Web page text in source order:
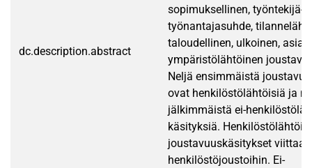
dc.description.abstract
sopimuksellinen, työntekijä-
työnantajasuhde,
taloudellinen, ulkoinen,
ympäristölähtöinen
Neljä ensimmäistä
ovat henkilöstölähtöisiä ja
jälkimmäistä ei-
käsityksiä.
joustavuuskäsitykset
henkilöstöjoustoihin. Ei-